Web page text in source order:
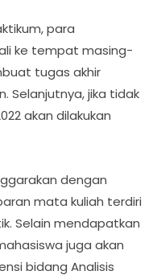
para
ke tempat masing-
tugas akhir
Selanjutnya, jika tidak
akan dilakukan
dengan
mata kuliah terdiri
Selain mendapatkan
juga akan
bidang Analisis